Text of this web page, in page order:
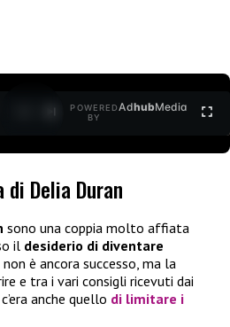
POWERED
BY
AdhubMedia
Delia Duran
sono una coppia molto affiata
il desiderio di diventare
è ancora successo, ma la
e tra i vari consigli ricevuti dai
anche quello di limitare i